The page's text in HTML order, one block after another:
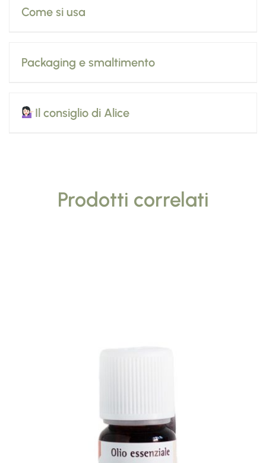
Come si usa
Packaging e smaltimento
Il consiglio di Alice
Prodotti correlati